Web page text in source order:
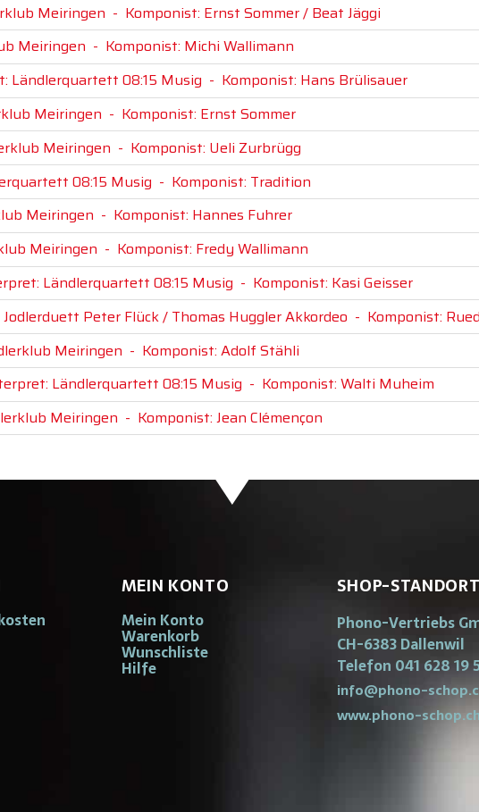
Meiringen - Komponist: Ernst Sommer / Beat Jäggi
Meiringen - Komponist: Michi Wallimann
Ländlerquartett 08:15 Musig - Komponist: Hans Brülisauer
Meiringen - Komponist: Ernst Sommer
Meiringen - Komponist: Ueli Zurbrügg
08:15 Musig - Komponist: Tradition
Meiringen - Komponist: Hannes Fuhrer
Meiringen - Komponist: Fredy Wallimann
Ländlerquartett 08:15 Musig - Komponist: Kasi Geisser
Peter Flück / Thomas Huggler Akkordeo - Komponist:
Meiringen - Komponist: Adolf Stähli
Ländlerquartett 08:15 Musig - Komponist: Walti Muheim
Meiringen - Komponist: Jean Clémençon
MEIN KONTO
Mein Konto
Warenkorb
Wunschliste
Hilfe
SHOP-STANDORT
Phono-Vertriebs
CH-6383 Dallenwil
Telefon 041 628 19
info@phono-
www.phono-